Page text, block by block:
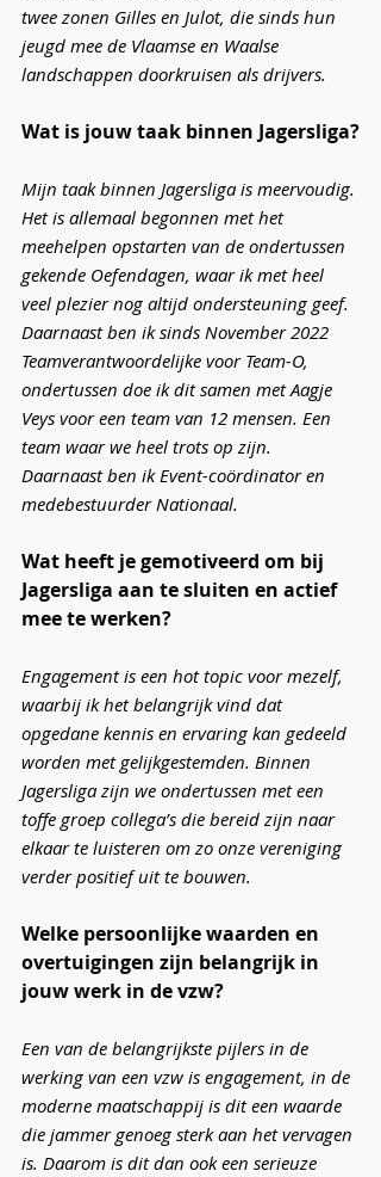
twee zonen Gilles en Julot, die sinds hun
jeugd mee de Vlaamse en Waalse
landschappen doorkruisen als drijvers.
Wat is jouw taak binnen Jagersliga?
Mijn taak binnen Jagersliga is meervoudig.
Het is allemaal begonnen met het
meehelpen opstarten van de ondertussen
gekende Oefendagen, waar ik met heel
veel plezier nog altijd ondersteuning geef.
Daarnaast ben ik sinds November 2022
Teamverantwoordelijke voor Team-O,
ondertussen doe ik dit samen met Aagje
Veys voor een team van 12 mensen. Een
team waar we heel trots op zijn.
Daarnaast ben ik Event-coördinator en
medebestuurder Nationaal.
Wat heeft je gemotiveerd om bij
Jagersliga aan te sluiten en actief
mee te werken?
Engagement is een hot topic voor mezelf,
waarbij ik het belangrijk vind dat
opgedane kennis en ervaring kan gedeeld
worden met gelijkgestemden. Binnen
Jagersliga zijn we ondertussen met een
toffe groep collega’s die bereid zijn naar
elkaar te luisteren om zo onze vereniging
verder positief uit te bouwen.
Welke persoonlijke waarden en
overtuigingen zijn belangrijk in
jouw werk in de vzw?
Een van de belangrijkste pijlers in de
werking van een vzw is engagement, in de
moderne maatschappij is dit een waarde
die jammer genoeg sterk aan het vervagen
is. Daarom is dit dan ook een serieuze